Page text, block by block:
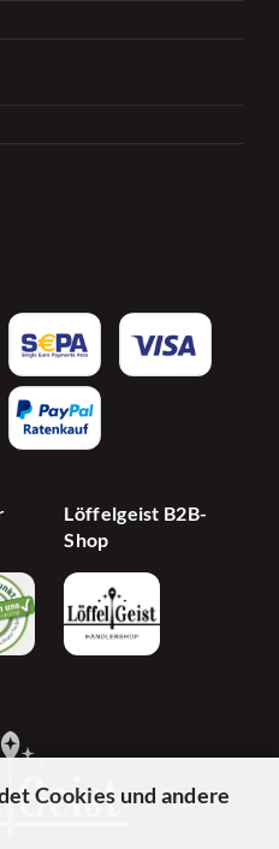
Cookies und andere
Löffelgeist B2B-
Shop